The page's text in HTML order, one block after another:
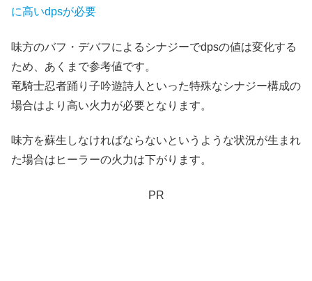
に高いdpsが必要
味方のバフ・デバフによるシナジーでdpsの値は変化する
ため、あくまで参考値です。
竜騎士忍者踊り子吟遊詩人といった特殊なシナジー構成の
場合はより高い火力が必要となります。
味方を蘇生しなければならないというような状況が生まれ
た場合はヒーラーの火力は下がります。
PR